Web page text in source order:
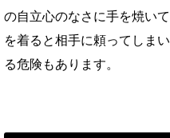
の自立心のなさに手を焼い
を着ると相手に頼ってしま
る危険もあります。